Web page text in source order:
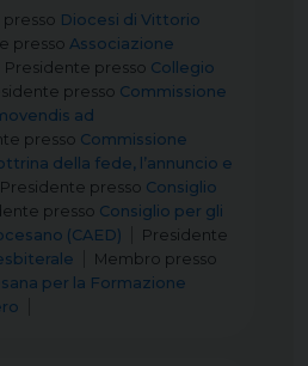
presso Diocesi di Vittorio
presso Associazione
Presidente presso Collegio
presso Commissione
ad
presso Commissione
della fede, l’annuncio e
Presidente presso Consiglio
presso Consiglio per gli
(CAED)
Presidente
Membro presso
per la Formazione